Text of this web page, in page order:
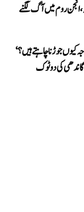
انجن روم میں آگ لگنے
کیوں جوڑنا چاہتے ہیں؟‘
گاندھی کی دوٹوک